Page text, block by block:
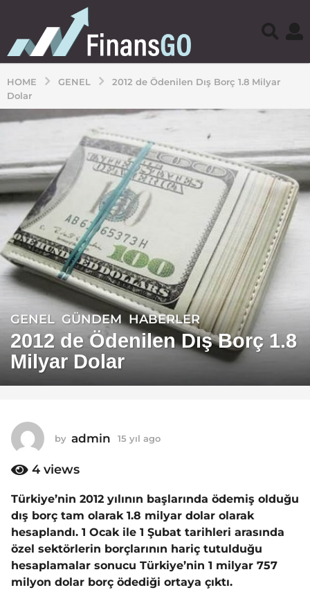
HOME GENEL
2012 de Ödenilen Dış Borç 1.8 Milyar
Dolar
1
5
y
ı
l
o
1
5
ı
l
a
g
o
GENEL ,GÜNDEM ,HABERLER
2012 de Ödenilen Dış Borç 1.8
Milyar Dolar
by admin 15 yıl ago
a
g
o
4 views
Türkiye’nin 2012 yılının başlarında ödemiş olduğu
dış borç tam olarak 1.8 milyar dolar olarak
hesaplandı. 1 Ocak ile 1 Şubat tarihleri arasında
özel sektörlerin borçlarının hariç tutulduğu
hesaplamalar sonucu Türkiye’nin 1 milyar 757
milyon dolar borç ödediği ortaya çıktı.